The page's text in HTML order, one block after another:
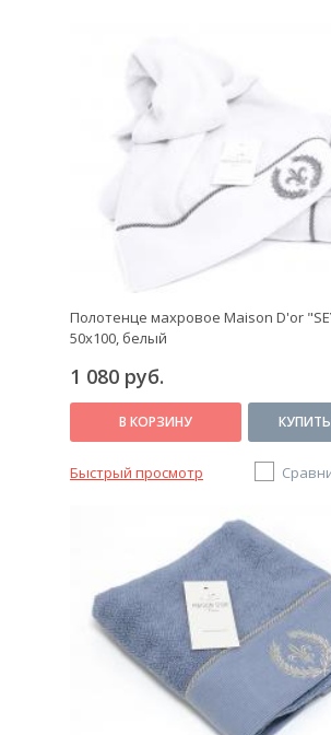
Полотенце махровое Maison D'or
50х100, белый
1 080 руб.
В КОРЗИНУ
Быстрый просмотр